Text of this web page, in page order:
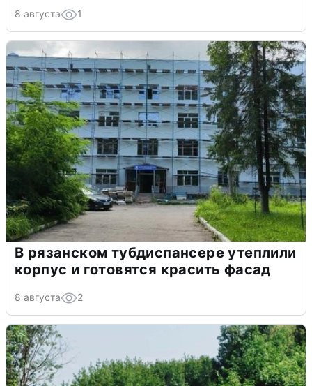
8 августа 1
В рязанском тубдиспансере утеплили
корпус и готовятся красить фасад
8 августа 2